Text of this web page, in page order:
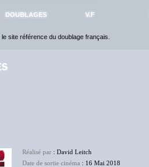
DOUBLAGES V.F
, le site référence du doublage français.
Réalisé par : David Leitch
Date de sortie cinéma : 16 Mai 2018